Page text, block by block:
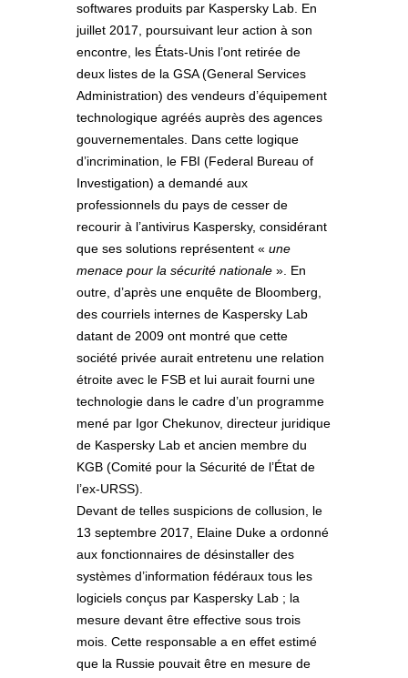
softwares produits par Kaspersky Lab. En
juillet 2017, poursuivant leur action à son
encontre, les États-Unis l’ont retirée de
deux listes de la GSA (General Services
Administration) des vendeurs d’équipement
technologique agréés auprès des agences
gouvernementales. Dans cette logique
d’incrimination, le FBI (Federal Bureau of
Investigation) a demandé aux
professionnels du pays de cesser de
recourir à l’antivirus Kaspersky, considérant
que ses solutions représentent « une
menace pour la sécurité nationale ». En
outre, d’après une enquête de Bloomberg,
des courriels internes de Kaspersky Lab
datant de 2009 ont montré que cette
société privée aurait entretenu une relation
étroite avec le FSB et lui aurait fourni une
technologie dans le cadre d’un programme
mené par Igor Chekunov, directeur juridique
de Kaspersky Lab et ancien membre du
KGB (Comité pour la Sécurité de l’État de
l’ex-URSS).
Devant de telles suspicions de collusion, le
13 septembre 2017, Elaine Duke a ordonné
aux fonctionnaires de désinstaller des
systèmes d’information fédéraux tous les
logiciels conçus par Kaspersky Lab ; la
mesure devant être effective sous trois
mois. Cette responsable a en effet estimé
que la Russie pouvait être en mesure de